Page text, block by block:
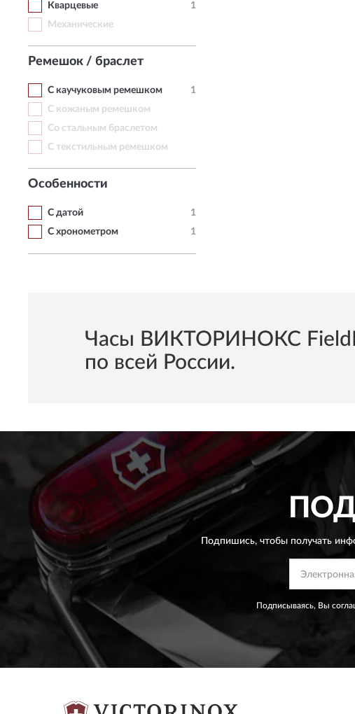
Кварцевые
1
Механические
Ремешок / браслет
С каучуковым ремешком
1
С кожаным ремешком
Со стальным браслетом
С текстильным ремешком
Особенности
С датой
1
С хронометром
1
Часы ВИКТОРИНОКС
по всей России.
Подпишись, чтобы получать
Подписываясь, Вы